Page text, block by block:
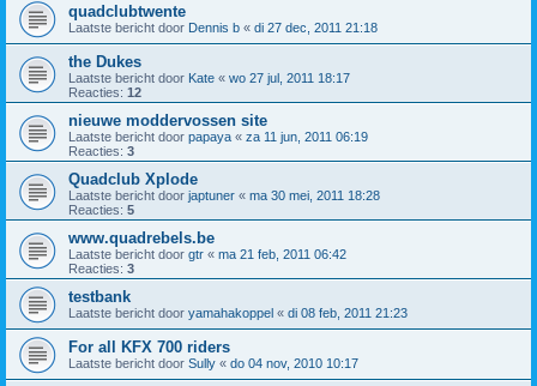
quadclubtwente
Laatste bericht door Dennis b « di 27 dec, 2011 21:18
the Dukes
Laatste bericht door Kate « wo 27 jul, 2011 18:17
Reacties: 12
nieuwe moddervossen site
Laatste bericht door papaya « za 11 jun, 2011 06:19
Reacties: 3
Quadclub Xplode
Laatste bericht door japtuner « ma 30 mei, 2011 18:28
Reacties: 5
www.quadrebels.be
Laatste bericht door gtr « ma 21 feb, 2011 06:42
Reacties: 3
testbank
Laatste bericht door yamahakoppel « di 08 feb, 2011 21:23
For all KFX 700 riders
Laatste bericht door Sully « do 04 nov, 2010 10:17